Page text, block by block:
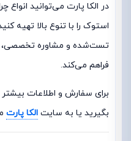
در الکا پارت می‌توانید انواع
استوک را با تنوع بالا تهیه
تست‌شده و مشاوره تخصصی،
فراهم می‌کند.
برای سفارش و اطلاعات بیشتر
بگیرید یا به سایت الکا پارت